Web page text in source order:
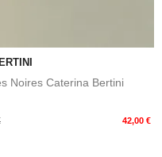
Noires Caterina Bertini
42,00 €